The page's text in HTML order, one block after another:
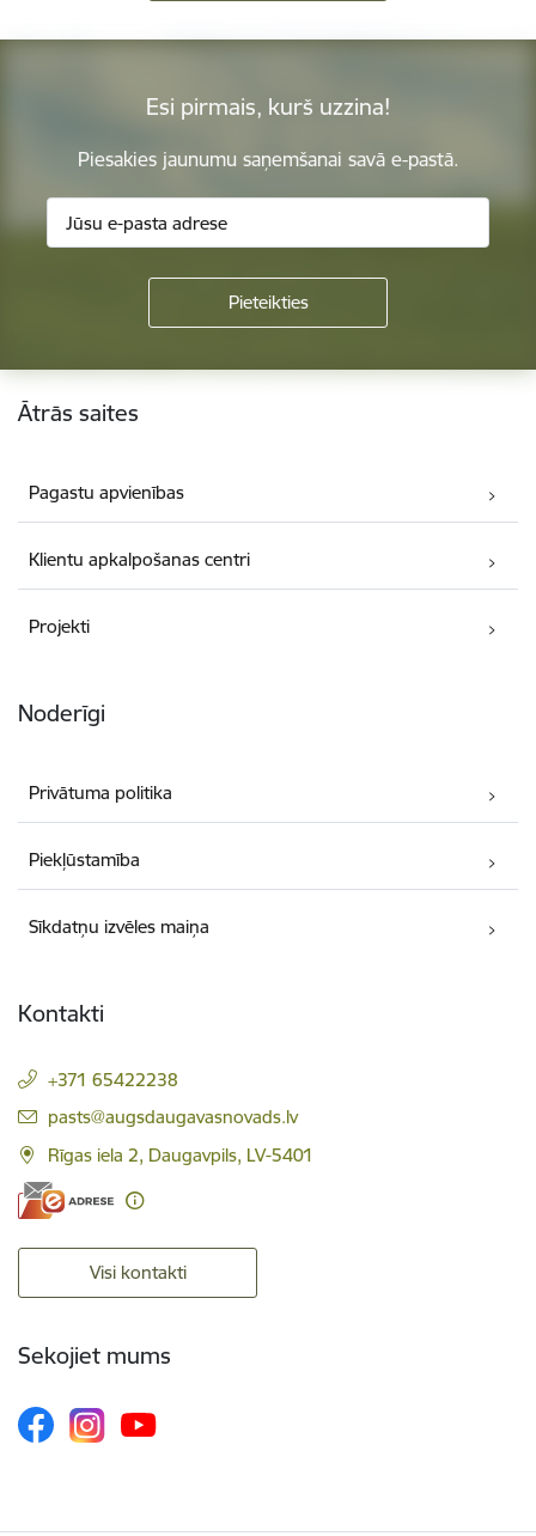
Esi pirmais, kurš uzzina!
Piesakies jaunumu saņemšanai savā e-pastā.
Kājene
Ātrās saites
Pagastu apvienības
Klientu apkalpošanas centri
Projekti
Noderīgi
Privātuma politika
Piekļūstamība
Sīkdatņu izvēles maiņa
Kontakti
+371 65422238
E-pasts:
pasts@augsdaugavasnovads.lv
Rīgas iela 2, Daugavpils, LV-5401
Visi kontakti
Sekojiet mums